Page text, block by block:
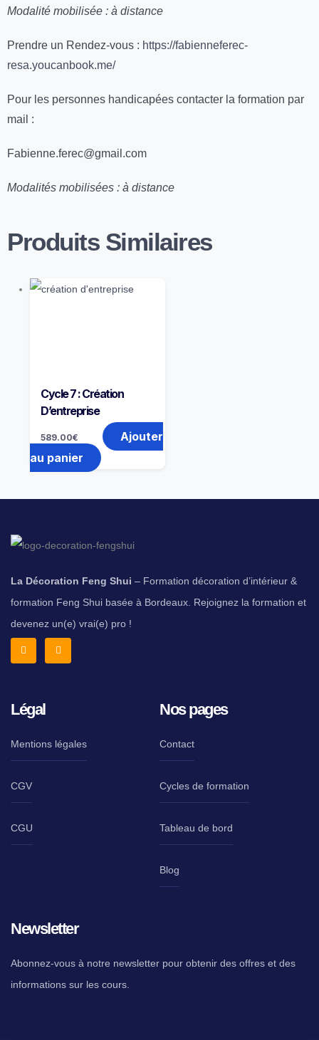
Modalité mobilisée : à distance
Prendre un Rendez-vous : https://fabienneferec-
resa.youcanbook.me/
Pour les personnes handicapées contacter la formation par
mail :
Fabienne.ferec@gmail.com
Modalités mobilisées : à distance
Produits Similaires
Cycle 7 : Création
D’entreprise
589.00€
Ajouter
au panier
La Décoration Feng Shui – Formation décoration d’intérieur &
formation Feng Shui basée à Bordeaux. Rejoignez la formation et
devenez un(e) vrai(e) pro !
Légal
Mentions légales
CGV
CGU
Nos pages
Contact
Cycles de formation
Tableau de bord
Blog
Newsletter
Abonnez-vous à notre newsletter pour obtenir des offres et des
informations sur les cours.